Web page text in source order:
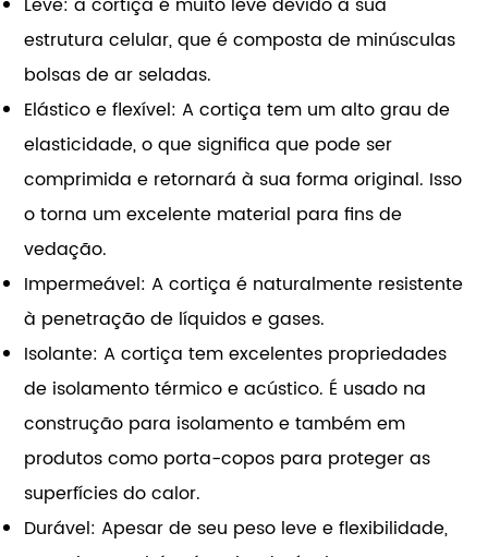
Leve: a cortiça é muito leve devido à sua
estrutura celular, que é composta de minúsculas
bolsas de ar seladas.
Elástico e flexível: A cortiça tem um alto grau de
elasticidade, o que significa que pode ser
comprimida e retornará à sua forma original. Isso
o torna um excelente material para fins de
vedação.
Impermeável: A cortiça é naturalmente resistente
à penetração de líquidos e gases.
Isolante: A cortiça tem excelentes propriedades
de isolamento térmico e acústico. É usado na
construção para isolamento e também em
produtos como porta-copos para proteger as
superfícies do calor.
Durável: Apesar de seu peso leve e flexibilidade,